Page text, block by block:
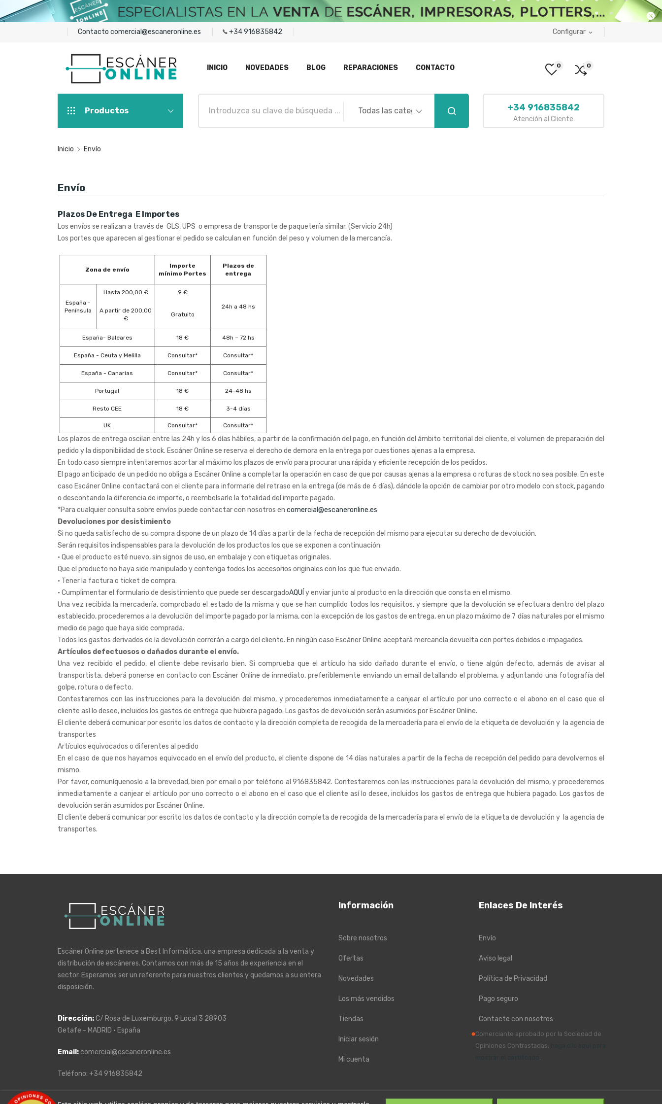
Configurar expand_more
Contacto comercial@escaneronline.es +34 916835842
INICIO NOVEDADES BLOG REPARACIONES CONTACTO 0
0
Productos +34 916835842
Atención al Cliente
Inicio Envío
Envío
Plazos De Entrega E Importes
Los envíos se realizan a través de GLS, UPS o empresa de transporte de paquetería similar. (Servicio 24h)
Los portes que aparecen al gestionar el pedido se calculan en función del peso y volumen de la mercancía.
Zona de envío
Importe
mínimo Portes
Plazos de
entrega
España -
Península
Hasta 200,00 € 9 €
24h a 48 hs
A partir de 200,00
€
Gratuito
España- Baleares 18 € 48h – 72 hs
España - Ceuta y Melilla Consultar* Consultar*
España - Canarias Consultar* Consultar*
Portugal 18 € 24-48 hs
Resto CEE 18 € 3-4 días
UK Consultar* Consultar*
Los plazos de entrega oscilan entre las 24h y los 6 días hábiles, a partir de la confirmación del pago, en función del ámbito territorial del cliente, el volumen de preparación del
pedido y la disponibilidad de stock. Escáner Online se reserva el derecho de demora en la entrega por cuestiones ajenas a la empresa.
En todo caso siempre intentaremos acortar al máximo los plazos de envío para procurar una rápida y eficiente recepción de los pedidos.
El pago anticipado de un pedido no obliga a Escáner Online a completar la operación en caso de que por causas ajenas a la empresa o roturas de stock no sea posible. En este
caso Escáner Online contactará con el cliente para informarle del retraso en la entrega (de más de 6 días), dándole la opción de cambiar por otro modelo con stock, pagando
o descontando la diferencia de importe, o reembolsarle la totalidad del importe pagado.
*Para cualquier consulta sobre envíos puede contactar con nosotros en comercial@escaneronline.es
Devoluciones por desistimiento
Si no queda satisfecho de su compra dispone de un plazo de 14 días a partir de la fecha de recepción del mismo para ejecutar su derecho de devolución.
Serán requisitos indispensables para la devolución de los productos los que se exponen a continuación:
· Que el producto esté nuevo, sin signos de uso, en embalaje y con etiquetas originales.
Que el producto no haya sido manipulado y contenga todos los accesorios originales con los que fue enviado.
· Tener la factura o ticket de compra.
· Cumplimentar el formulario de desistimiento que puede ser descargadoAQUÍ y enviar junto al producto en la dirección que consta en el mismo.
Una vez recibida la mercadería, comprobado el estado de la misma y que se han cumplido todos los requisitos, y siempre que la devolución se efectuara dentro del plazo
establecido, procederemos a la devolución del importe pagado por la misma, con la excepción de los gastos de entrega, en un plazo máximo de 7 días naturales por el mismo
medio de pago que haya sido comprada.
Todos los gastos derivados de la devolución correrán a cargo del cliente. En ningún caso Escáner Online aceptará mercancía devuelta con portes debidos o impagados.
Artículos defectuosos o dañados durante el envío.
Una vez recibido el pedido, el cliente debe revisarlo bien. Si comprueba que el artículo ha sido dañado durante el envío, o tiene algún defecto, además de avisar al
transportista, deberá ponerse en contacto con Escáner Online de inmediato, preferiblemente enviando un email detallando el problema, y adjuntando una fotografía del
golpe, rotura o defecto.
Contestaremos con las instrucciones para la devolución del mismo, y procederemos inmediatamente a canjear el artículo por uno correcto o el abono en el caso que el
cliente así lo desee, incluidos los gastos de entrega que hubiera pagado. Los gastos de devolución serán asumidos por Escáner Online.
El cliente deberá comunicar por escrito los datos de contacto y la dirección completa de recogida de la mercadería para el envío de la etiqueta de devolución y la agencia de
transportes
Artículos equivocados o diferentes al pedido
En el caso de que nos hayamos equivocado en el envío del producto, el cliente dispone de 14 días naturales a partir de la fecha de recepción del pedido para devolvernos el
mismo.
Por favor, comuníquenoslo a la brevedad, bien por email o por teléfono al 916835842. Contestaremos con las instrucciones para la devolución del mismo, y procederemos
inmediatamente a canjear el artículo por uno correcto o el abono en el caso que el cliente así lo desee, incluidos los gastos de entrega que hubiera pagado. Los gastos de
devolución serán asumidos por Escáner Online.
El cliente deberá comunicar por escrito los datos de contacto y la dirección completa de recogida de la mercadería para el envío de la etiqueta de devolución y la agencia de
transportes.
Escáner Online pertenece a Best Informática, una empresa dedicada a la venta y
distribución de escáneres. Contamos con más de 15 años de experiencia en el
sector. Esperamos ser un referente para nuestros clientes y quedamos a su entera
disposición.
Dirección:C/ Rosa de Luxemburgo, 9 Local 3 28903
Getafe - MADRID · España
Email: comercial@escaneronline.es
Teléfono: +34 916835842
Información
Sobre nosotros
Ofertas
Novedades
Los más vendidos
Tiendas
Iniciar sesión
Mi cuenta
Enlaces De Interés
Envío
Aviso legal
Política de Privacidad
Pago seguro
Contacte con nosotros
Comerciante aprobado por la Sociedad de
Opiniones Contrastadas,